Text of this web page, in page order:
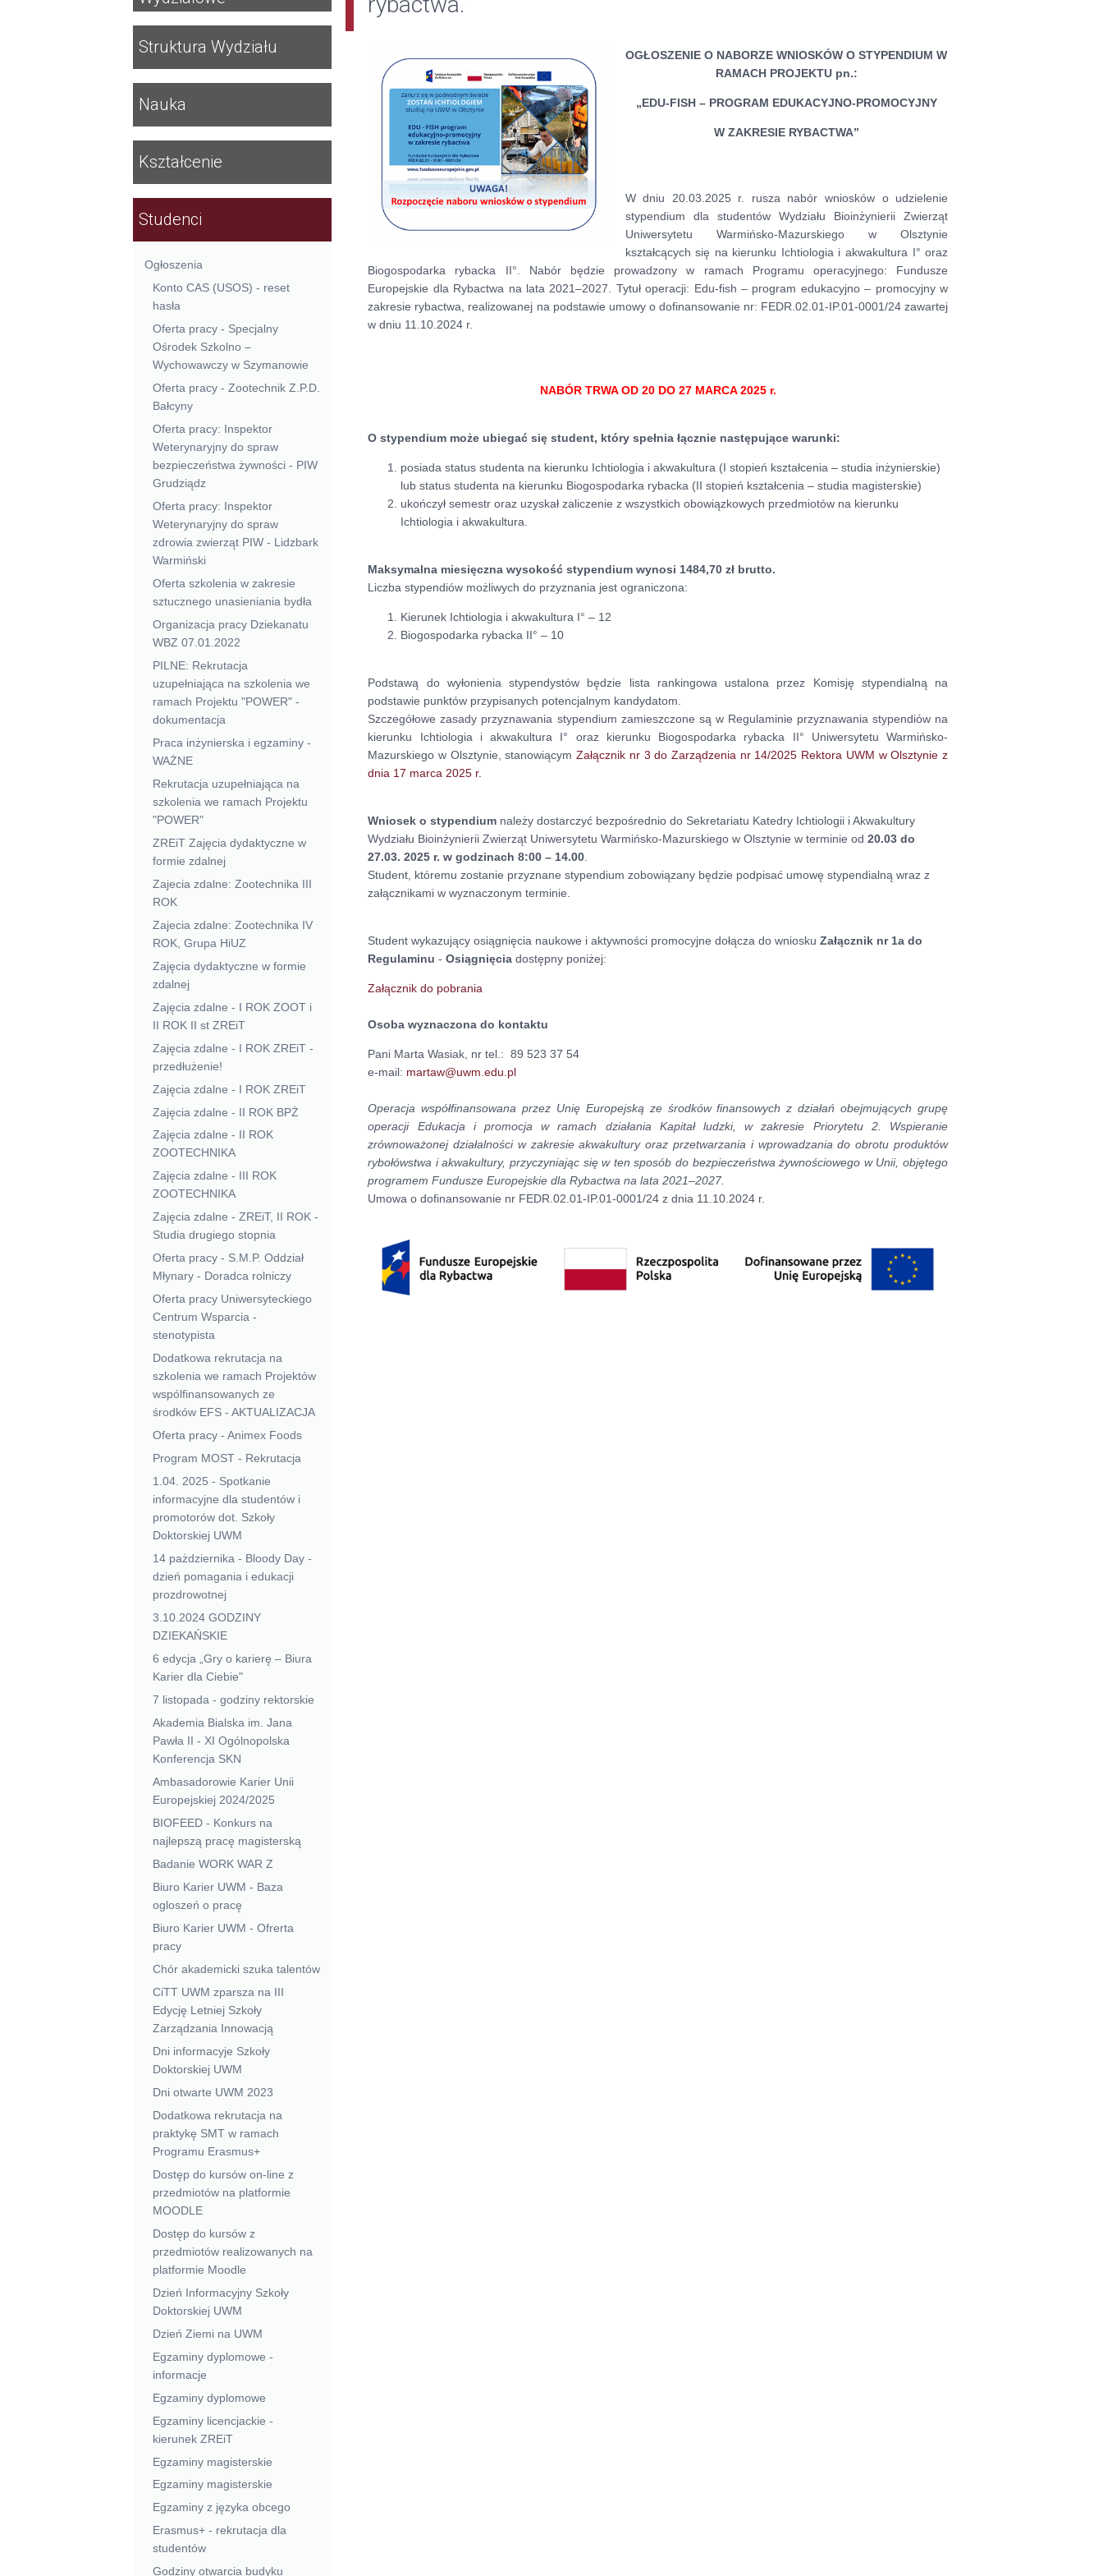
Struktura Wydziału
Nauka
Kształcenie
Studenci
Ogłoszenia
Konto CAS (USOS) - reset
hasła
Oferta pracy - Specjalny
Ośrodek Szkolno –
Wychowawczy w Szymanowie
Oferta pracy - Zootechnik Z.P.D.
Bałcyny
Oferta pracy: Inspektor
Weterynaryjny do spraw
bezpieczeństwa żywności - PIW
Grudziądz
Oferta pracy: Inspektor
Weterynaryjny do spraw
zdrowia zwierząt PIW - Lidzbark
Warmiński
Oferta szkolenia w zakresie
sztucznego unasieniania bydła
Organizacja pracy Dziekanatu
WBZ 07.01.2022
PILNE: Rekrutacja
uzupełniająca na szkolenia we
ramach Projektu "POWER" -
dokumentacja
Praca inżynierska i egzaminy -
WAŻNE
Rekrutacja uzupełniająca na
szkolenia we ramach Projektu
"POWER"
ZREiT Zajęcia dydaktyczne w
formie zdalnej
Zajecia zdalne: Zootechnika III
ROK
Zajecia zdalne: Zootechnika IV
ROK, Grupa HiUZ
Zajęcia dydaktyczne w formie
zdalnej
Zajęcia zdalne - I ROK ZOOT i
II ROK II st ZREiT
Zajęcia zdalne - I ROK ZREiT -
przedłużenie!
Zajęcia zdalne - I ROK ZREiT
Zajęcia zdalne - II ROK BPŻ
Zajęcia zdalne - II ROK
ZOOTECHNIKA
Zajęcia zdalne - III ROK
ZOOTECHNIKA
Zajęcia zdalne - ZREiT, II ROK -
Studia drugiego stopnia
Oferta pracy - S.M.P. Oddział
Młynary - Doradca rolniczy
Oferta pracy Uniwersyteckiego
Centrum Wsparcia -
stenotypista
Dodatkowa rekrutacja na
szkolenia we ramach Projektów
wspólfinansowanych ze
środków EFS - AKTUALIZACJA
Oferta pracy - Animex Foods
Program MOST - Rekrutacja
1.04. 2025 - Spotkanie
informacyjne dla studentów i
promotorów dot. Szkoły
Doktorskiej UWM
14 pażdziernika - Bloody Day -
dzień pomagania i edukacji
prozdrowotnej
3.10.2024 GODZINY
DZIEKAŃSKIE
6 edycja „Gry o karierę – Biura
Karier dla Ciebie"
7 listopada - godziny rektorskie
Akademia Bialska im. Jana
Pawła II - XI Ogólnopolska
Konferencja SKN
Ambasadorowie Karier Unii
Europejskiej 2024/2025
BIOFEED - Konkurs na
najlepszą pracę magisterską
Badanie WORK WAR Z
Biuro Karier UWM - Baza
ogloszeń o pracę
Biuro Karier UWM - Ofrerta
pracy
Chór akademicki szuka talentów
CiTT UWM zparsza na III
Edycję Letniej Szkoły
Zarządzania Innowacją
Dni informacyje Szkoły
Doktorskiej UWM
Dni otwarte UWM 2023
Dodatkowa rekrutacja na
praktykę SMT w ramach
Programu Erasmus+
Dostęp do kursów on-line z
przedmiotów na platformie
MOODLE
Dostęp do kursów z
przedmiotów realizowanych na
platformie Moodle
Dzień Informacyjny Szkoły
Doktorskiej UWM
Dzień Ziemi na UWM
Egzaminy dyplomowe -
informacje
Egzaminy dyplomowe
Egzaminy licencjackie -
kierunek ZREiT
Egzaminy magisterskie
Egzaminy magisterskie
Egzaminy z języka obcego
Erasmus+ - rekrutacja dla
studentów
Godziny otwarcia budyku
OGŁOSZENIE O NABORZE WNIOSKÓW O STYPENDIUM W
RAMACH PROJEKTU pn.:
„EDU-FISH – PROGRAM EDUKACYJNO-PROMOCYJNY
W ZAKRESIE RYBACTWA”
W dniu 20.03.2025 r. rusza nabór wniosków o udzielenie
stypendium dla studentów Wydziału Bioinżynierii Zwierząt
Uniwersytetu Warmińsko-Mazurskiego w Olsztynie
kształcących się na kierunku Ichtiologia i akwakultura I° oraz
Biogospodarka rybacka II°. Nabór będzie prowadzony w ramach Programu operacyjnego: Fundusze
Europejskie dla Rybactwa na lata 2021–2027. Tytuł operacji: Edu-fish – program edukacyjno – promocyjny w
zakresie rybactwa, realizowanej na podstawie umowy o dofinansowanie nr: FEDR.02.01-IP.01-0001/24 zawartej
w dniu 11.10.2024 r.
NABÓR TRWA OD 20 DO 27 MARCA 2025 r.
O stypendium może ubiegać się student, który spełnia łącznie następujące warunki:
posiada status studenta na kierunku Ichtiologia i akwakultura (I stopień kształcenia – studia inżynierskie)
lub status studenta na kierunku Biogospodarka rybacka (II stopień kształcenia – studia magisterskie)
ukończył semestr oraz uzyskał zaliczenie z wszystkich obowiązkowych przedmiotów na kierunku
Ichtiologia i akwakultura.
Maksymalna miesięczna wysokość stypendium wynosi 1484,70 zł brutto.
Liczba stypendiów możliwych do przyznania jest ograniczona:
Kierunek Ichtiologia i akwakultura I° – 12
Biogospodarka rybacka II° – 10
Podstawą do wyłonienia stypendystów będzie lista rankingowa ustalona przez Komisję stypendialną na
podstawie punktów przypisanych potencjalnym kandydatom.
Szczegółowe zasady przyznawania stypendium zamieszczone są w Regulaminie przyznawania stypendiów na
kierunku Ichtiologia i akwakultura I° oraz kierunku Biogospodarka rybacka II° Uniwersytetu Warmińsko-
Mazurskiego w Olsztynie, stanowiącymZałącznik nr 3 do Zarządzenia nr 14/2025 Rektora UWM w Olsztynie z
dnia 17 marca 2025 r.
Wniosek o stypendium należy dostarczyć bezpośrednio do Sekretariatu Katedry Ichtiologii i Akwakultury
Wydziału Bioinżynierii Zwierząt Uniwersytetu Warmińsko-Mazurskiego w Olsztynie w terminie od20.03 do
27.03. 2025 r. w godzinach 8:00 – 14.00.
Student, któremu zostanie przyznane stypendium zobowiązany będzie podpisać umowę stypendialną wraz z
załącznikami w wyznaczonym terminie.
Student wykazujący osiągnięcia naukowe i aktywności promocyjne dołącza do wnioskuZałącznik nr 1a do
Regulaminu -Osiągnięcia dostępny poniżej:
Załącznik do pobrania
Osoba wyznaczona do kontaktu
Pani Marta Wasiak, nr tel.: 89 523 37 54
e-mail: martaw@uwm.edu.pl
Operacja współfinansowana przez Unię Europejską ze środków finansowych z działań obejmujących grupę
operacji Edukacja i promocja w ramach działania Kapitał ludzki, w zakresie Priorytetu 2. Wspieranie
zrównoważonej działalności w zakresie akwakultury oraz przetwarzania i wprowadzania do obrotu produktów
rybołówstwa i akwakultury, przyczyniając się w ten sposób do bezpieczeństwa żywnościowego w Unii, objętego
programem Fundusze Europejskie dla Rybactwa na lata 2021–2027.
Umowa o dofinansowanie nr FEDR.02.01-IP.01-0001/24 z dnia 11.10.2024 r.